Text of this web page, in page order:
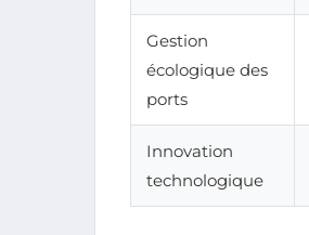
Gestion
écologique des
ports
Innovation
technologique